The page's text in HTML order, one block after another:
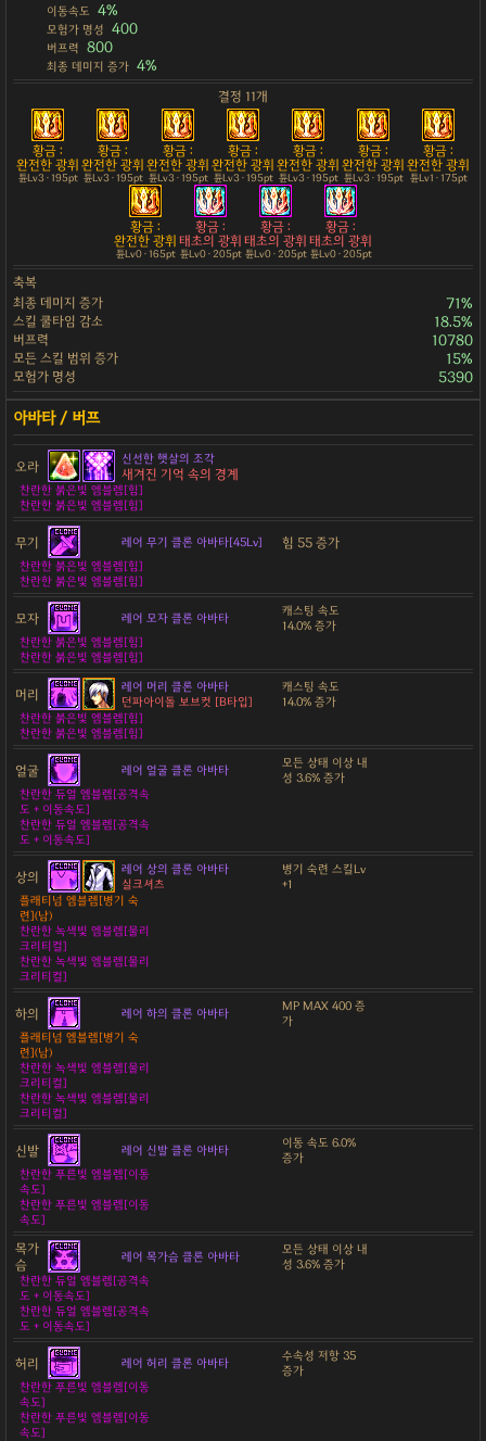
이동속도 4%
모험가 명성 400
버프력 800
최종 데미지 증가 4%
결정 11개
황금 :
완전한 광휘
튠Lv3 · 195pt
황금 :
완전한 광휘
튠Lv3 · 195pt
황금 :
완전한 광휘
튠Lv3 · 195pt
황금 :
완전한 광휘
튠Lv3 · 195pt
황금 :
완전한 광휘
튠Lv3 · 195pt
황금 :
완전한 광휘
튠Lv3 · 195pt
황금 :
완전한 광휘
튠Lv1 · 175pt
황금 :
완전한 광휘
튠Lv0 · 165pt
황금 :
태초의 광휘
튠Lv0 · 205pt
황금 :
태초의 광휘
튠Lv0 · 205pt
황금 :
태초의 광휘
튠Lv0 · 205pt
축복
최종 데미지 증가
71%
스킬 쿨타임 감소 18.5%
버프력 10780
모든 스킬 범위 증가 15%
모험가 명성 5390
오라 신선한 햇살의 조각
새겨진 기억 속의 경계
찬란한 붉은빛 엠블렘[힘]
찬란한 붉은빛 엠블렘[힘]
무기 레어 무기 클론 아바타[45Lv] 힘 55 증가
찬란한 붉은빛 엠블렘[힘]
찬란한 붉은빛 엠블렘[힘]
모자 레어 모자 클론 아바타
캐스팅 속도
14.0% 증가
찬란한 붉은빛 엠블렘[힘]
찬란한 붉은빛 엠블렘[힘]
머리
레어 머리 클론 아바타
던파아이돌 보브컷 [B타입]
캐스팅 속도
14.0% 증가
찬란한 붉은빛 엠블렘[힘]
찬란한 붉은빛 엠블렘[힘]
얼굴 레어 얼굴 클론 아바타
모든 상태 이상 내
성 3.6% 증가
찬란한 듀얼 엠블렘[공격속
도 + 이동속도]
찬란한 듀얼 엠블렘[공격속
도 + 이동속도]
상의
레어 상의 클론 아바타
실크셔츠
병기 숙련 스킬Lv
+1
플래티넘 엠블렘[병기 숙
련](남)
찬란한 녹색빛 엠블렘[물리
크리티컬]
찬란한 녹색빛 엠블렘[물리
크리티컬]
하의 레어 하의 클론 아바타
MP MAX 400 증
가
플래티넘 엠블렘[병기 숙
련](남)
찬란한 녹색빛 엠블렘[물리
크리티컬]
찬란한 녹색빛 엠블렘[물리
크리티컬]
신발 레어 신발 클론 아바타
이동 속도 6.0%
증가
찬란한 푸른빛 엠블렘[이동
속도]
찬란한 푸른빛 엠블렘[이동
속도]
목가
슴
레어 목가슴 클론 아바타
모든 상태 이상 내
성 3.6% 증가
찬란한 듀얼 엠블렘[공격속
도 + 이동속도]
찬란한 듀얼 엠블렘[공격속
도 + 이동속도]
허리 레어 허리 클론 아바타
수속성 저항 35
증가
찬란한 푸른빛 엠블렘[이동
속도]
찬란한 푸른빛 엠블렘[이동
속도]